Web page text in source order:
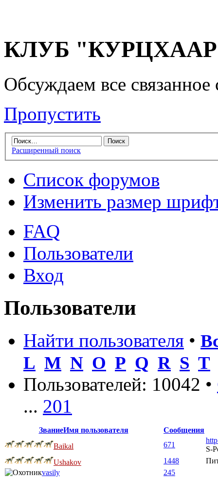
КЛУБ "КУРЦХААР"
Обсуждаем все
Пропустить
Расширенный поиск
Список форумов
Изменить размер
FAQ
Пользователи
Вход
Пользователи
Найти пользователя •
L M N O P Q R S T
Пользователей: 10042 •
... 201
ЗваниеИмя пользователя
Сообщения
Baikal
671
S-
Ushakov
1448
vasily
245